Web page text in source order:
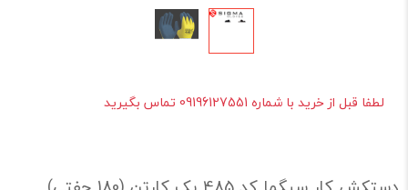
لطفا قبل از خرید با شماره 09196127551 تماس بگیرید